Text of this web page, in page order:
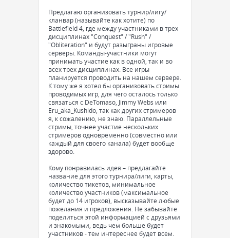
Предлагаю организовать турнир/лигу/
кланвар (называйте как хотите) по
Battlefield 4, где между участниками в трех
дисциплинах "Conquest" / "Rush" /
"Obliteration" и будут разыграны игровые
серверы. Команды-участники могут
принимать участие как в одной, так и во
всех трех дисциплинах. Все игры
планируется проводить на нашем сервере.
К тому же я хотел бы организовать стримы
проводимых игр, для чего осталось только
связаться с DeTomaso, Jimmy Webs или
Eru_aka_Kushido, так как других стримеров
я, к сожалению, не знаю. Параллельные
стримы, точнее участие нескольких
стримеров одновременно (совместно или
каждый для своего канала) будет вообще
здорово.
Кому понравилась идея – предлагайте
название для этого турнира/лиги, карты,
количество тикетов, минимальное
количество участников (максимальное
будет до 14 игроков), высказывайте любые
пожелания и предложения. Не забывайте
поделиться этой информацией с друзьями
и знакомыми, ведь чем больше будет
участников - тем интереснее будет всем.